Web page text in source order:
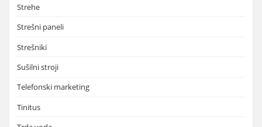
Strehe
Strešni paneli
Strešniki
Sušilni stroji
Telefonski marketing
Tinitus